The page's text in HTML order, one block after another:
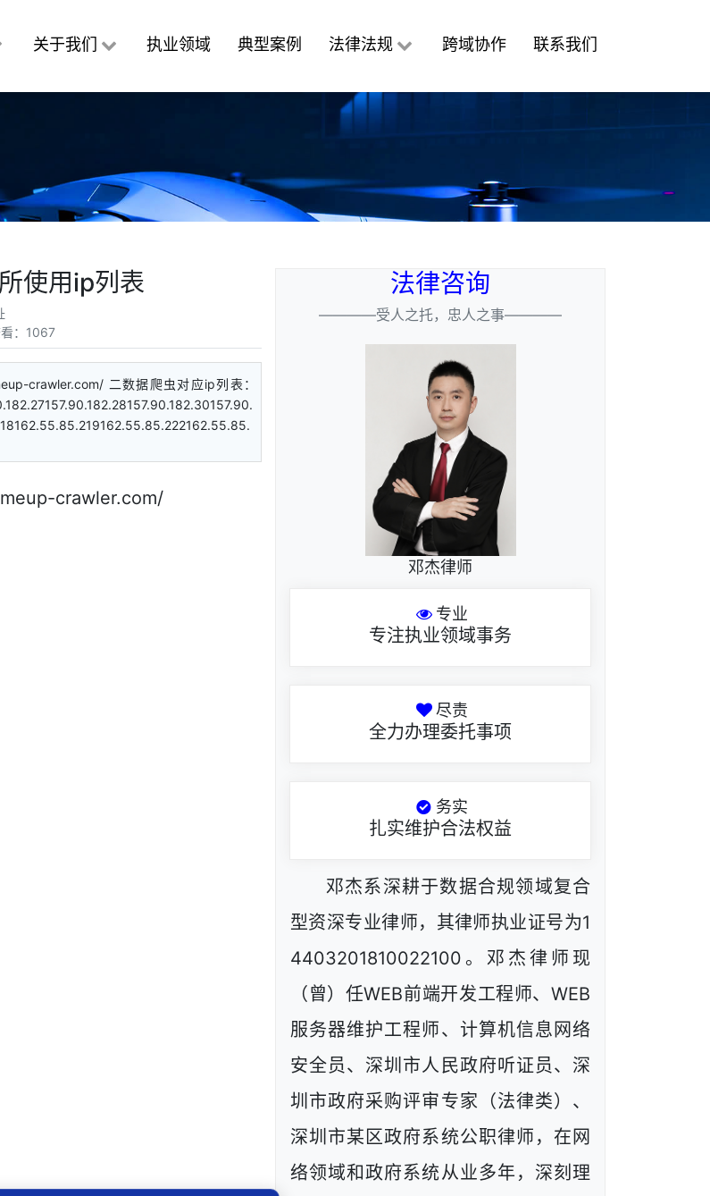
关于我们 执业领域 典型案例 法律法规 跨域协作 联系我们
使用ip列表
：1067
crawler.com/ 二数据爬虫对应ip列表：
crawler.com/
法律咨询
————受人之托，忠人之事————
邓杰律师
专业
专注执业领域事务
尽责
全力办理委托事项
务实
扎实维护合法权益
邓杰系深耕于数据合规领域复合
型资深专业律师，其律师执业证号为1
4403201810022100。邓杰律师现
（曾）任WEB前端开发工程师、WEB
服务器维护工程师、计算机信息网络
安全员、深圳市人民政府听证员、深
圳市政府采购评审专家（法律类）、
深圳市某区政府系统公职律师，在网
络领域和政府系统从业多年，深刻理